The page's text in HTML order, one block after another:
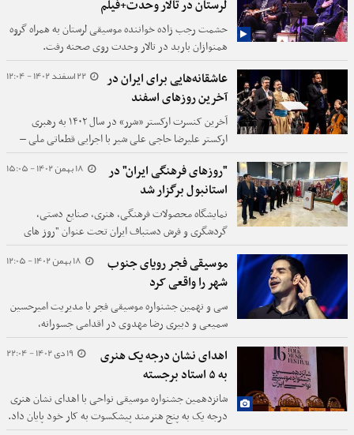
لرستان در تالار وحدت+فیلم
حشمت رجب زاده خواننده موسیقی لرستان به همراه گروه
همنوازان باربد در تالار وحدت روی صحنه رفت.
22 اسفند 1402 - 12:04
عاشقانه‌هایی برای ایران در
آخرین روزهای اسفند
آخرین کنسرت ارکستر «شرر» در سال ۱۴۰۲ به رهبری
ارکستر علیرضا حاجی علی شیر با اجرایی قطعاتی ملی –
میهنی و عاشقانه در تالار وحدت تهران برگزار شد.
18 بهمن 1402 - 15:05
"روزهای فرهنگی ایران" در
استانبول برگزار شد
نمایشگاه محصولات فرهنگی، هنری، صنایع دستی،
گردشگری و فرش دستباف ایران تحت عنوان "روز های
فرهنگی ایران" در منطقه مال تپه استانبول برگزار شد.
18 بهمن 1402 - 12:05
موسیقی فجر رویای جنوب
شهر را واقعی کرد
سی و نهمین جشنواره موسیقی فجر با مدیریت امیرحسین
سمیعی و دبیری رضا مهدوی در اقدامی جسورانه،
خوانندگان مشهور موسیقی پاپ را به جنوب شهر می‌آورد.
19 دی 1402 - 22:04
اهدای نشان درجه یک هنری
به ۵ استاد برجسته
شانزدهمین جشنواره موسیقی نواحی با اهدای نشان هنری
درجه یک به پنج هنرمند پیشکسوت به کار خود پایان داد.